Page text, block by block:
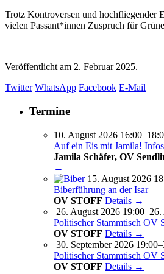
Trotz Kontroversen und hochfliegender
vielen Passant*innen Zuspruch für
Veröffentlicht am 2. Februar 2025.
Twitter WhatsApp Facebook E-Mail
Termine
10. August 2026
Auf ein Eis mit Jamila!
Jamila Schäfer, OV
→
15. August 2026
Biberführung an der Isar
OV STOFF Details →
26. August 2026
Politischer Stammtisch OV
OV STOFF Details →
30. September 2026
Politischer Stammtisch OV
OV STOFF Details →